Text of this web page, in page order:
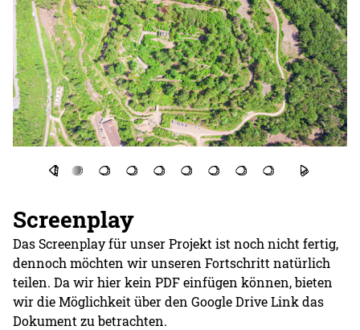
Screenplay
Das Screenplay für unser Projekt ist noch nicht fertig,
dennoch möchten wir unseren Fortschritt natürlich
teilen. Da wir hier kein PDF einfügen können, bieten
wir die Möglichkeit über den Google Drive Link das
Dokument zu betrachten.